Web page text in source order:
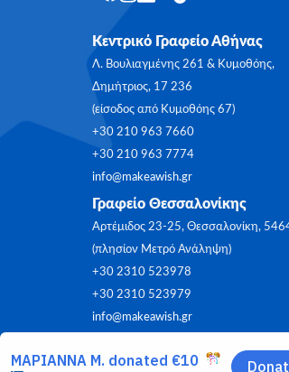
Κεντρικό Γραφείο Αθήνας
Λ. Βουλιαγμένης 261 &
Δημήτριος, 17 236
(είσοδος από Κυμοθόης 67)
+30 210 963 7660
+30 210 963 7774
info@makeawish.gr
Γραφείο Θεσσαλονίκης
Αρτέμιδος 23-25, Θεσσαλονίκη,
(πλησίον Μετρό Ανάληψη)
+30 2310 523978
+30 2310 523979
info@makeawish.gr
Make-A-Wish Greece © 2025